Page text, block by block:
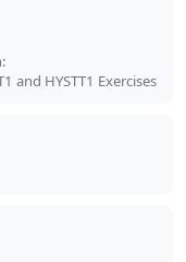
and HYSTT1 Exercises